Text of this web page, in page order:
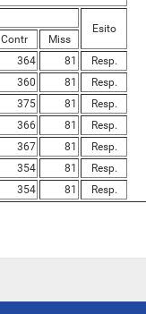
Esito
Contr
Miss
364 81
Resp.
360 81
Resp.
375 81
Resp.
366 81
Resp.
367 81
Resp.
354 81
Resp.
354 81 Resp.